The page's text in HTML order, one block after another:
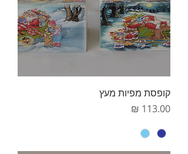
קופסת מפיות מעץ
מחיר